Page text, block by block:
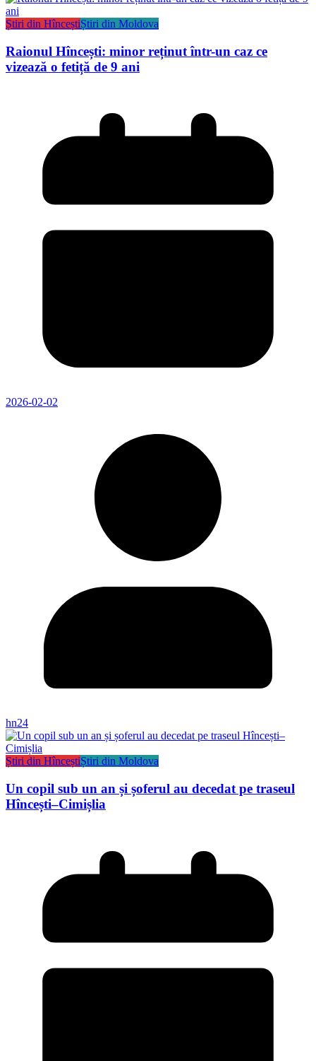
Știri din HînceștiȘtiri din Moldova
Raionul Hîncești: minor reținut într-un caz ce
vizează o fetiță de 9 ani
2026-02-02
hn24
Știri din HînceștiȘtiri din Moldova
Un copil sub un an și șoferul au decedat pe traseul
Hîncești–Cimișlia